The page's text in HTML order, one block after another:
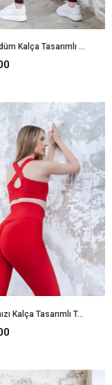
Kadın Mürdüm Kalça Tasarımlı Tayt
Kadın Kırmızı Kalça Tasarımlı Tayt